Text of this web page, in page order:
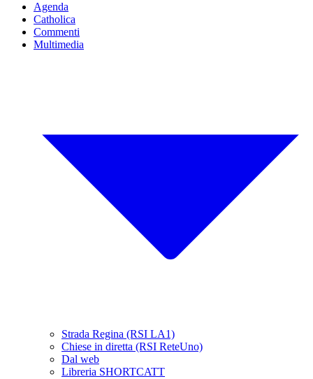
Agenda
Catholica
Commenti
Multimedia
Strada Regina (RSI LA1)
Chiese in diretta (RSI ReteUno)
Dal web
Libreria SHORTCATT